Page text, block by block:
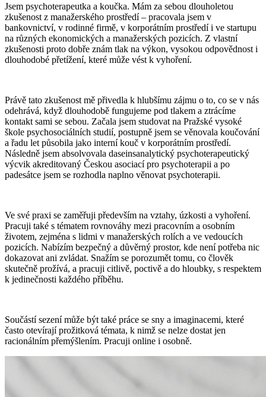
Jsem psychoterapeutka a koučka. Mám za sebou dlouholetou
zkušenost z manažerského prostředí – pracovala jsem v
bankovnictví, v rodinné firmě, v korporátním prostředí i ve startupu
na různých ekonomických a manažerských pozicích. Z vlastní
zkušenosti proto dobře znám tlak na výkon, vysokou odpovědnost i
dlouhodobé přetížení, které může vést k vyhoření.
Právě tato zkušenost mě přivedla k hlubšímu zájmu o to, co se v nás
odehrává, když dlouhodobě fungujeme pod tlakem a ztrácíme
kontakt sami se sebou. Začala jsem studovat na Pražské vysoké
škole psychosociálních studií, postupně jsem se věnovala koučování
a řadu let působila jako interní kouč v korporátním prostředí.
Následně jsem absolvovala daseinsanalytický psychoterapeutický
výcvik akreditovaný Českou asociací pro psychoterapii a po
padesátce jsem se rozhodla naplno věnovat psychoterapii.
Ve své praxi se zaměřuji především na vztahy, úzkosti a vyhoření.
Pracuji také s tématem rovnováhy mezi pracovním a osobním
životem, zejména s lidmi v manažerských rolích a ve vedoucích
pozicích. Nabízím bezpečný a důvěrný prostor, kde není potřeba nic
dokazovat ani zvládat. Snažím se porozumět tomu, co člověk
skutečně prožívá, a pracuji citlivě, poctivě a do hloubky, s respektem
k jedinečnosti každého příběhu.
Součástí sezení může být také práce se sny a imaginacemi, které
často otevírají prožitková témata, k nimž se nelze dostat jen
racionálním přemýšlením. Pracuji online i osobně.